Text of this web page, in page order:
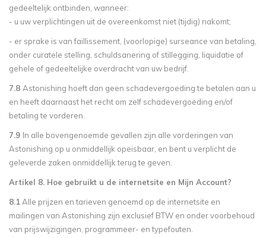
gedeeltelijk ontbinden, wanneer:
- u uw verplichtingen uit de overeenkomst niet (tijdig) nakomt;
- er sprake is van faillissement, (voorlopige) surseance van betaling,
onder curatele stelling, schuldsanering of stillegging, liquidatie of
gehele of gedeeltelijke overdracht van uw bedrijf.
7.8 Astonishing hoeft dan geen schadevergoeding te betalen aan u
en heeft daarnaast het recht om zelf schadevergoeding en/of
betaling te vorderen.
7.9 In alle bovengenoemde gevallen zijn alle vorderingen van
Astonishing op u onmiddellijk opeisbaar, en bent u verplicht de
geleverde zaken onmiddellijk terug te geven.
Artikel 8. Hoe gebruikt u de internetsite en Mijn Account?
8.1 Alle prijzen en tarieven genoemd op de internetsite en
mailingen van Astonishing zijn exclusief BTW en onder voorbehoud
van prijswijzigingen, programmeer- en typefouten.